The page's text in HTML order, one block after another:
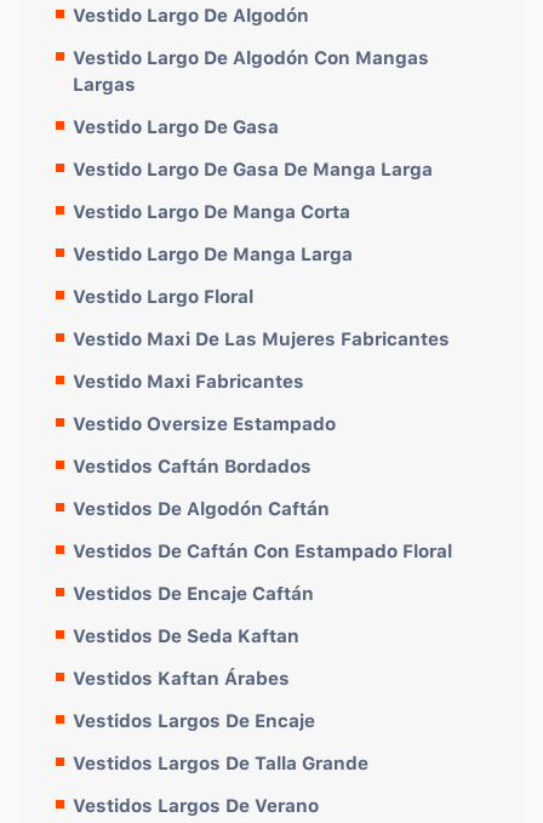
Vestido Largo De Algodón
Vestido Largo De Algodón Con Mangas
Largas
Vestido Largo De Gasa
Vestido Largo De Gasa De Manga Larga
Vestido Largo De Manga Corta
Vestido Largo De Manga Larga
Vestido Largo Floral
Vestido Maxi De Las Mujeres Fabricantes
Vestido Maxi Fabricantes
Vestido Oversize Estampado
Vestidos Caftán Bordados
Vestidos De Algodón Caftán
Vestidos De Caftán Con Estampado Floral
Vestidos De Encaje Caftán
Vestidos De Seda Kaftan
Vestidos Kaftan Árabes
Vestidos Largos De Encaje
Vestidos Largos De Talla Grande
Vestidos Largos De Verano